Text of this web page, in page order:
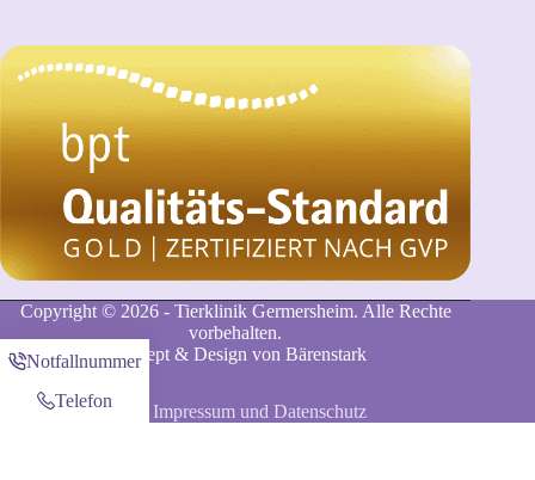
Copyright © 2026 - Tierklinik Germersheim. Alle Rechte
vorbehalten.
Konzept & Design von Bärenstark
Impressum und Datenschutz
Notfallnummer
Telefon